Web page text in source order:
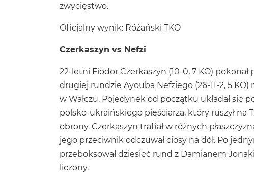
zwycięstwo.
Oficjalny wynik: Różański TKO
Czerkaszyn vs Nefzi
22-letni Fiodor Czerkaszyn (10-0, 7 KO)
drugiej rundzie Ayouba Nefziego (26-11-2, 5
w Wałczu. Pojedynek od początku układał się
polsko-ukraińskiego pięściarza, który ruszył na
obrony. Czerkaszyn trafiał w różnych
jego przeciwnik odczuwał ciosy na dół. Po
przeboksował dziesięć rund z Damianem
liczony.